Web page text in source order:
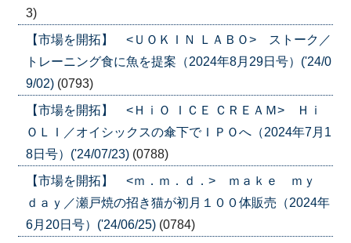
3)
【市場を開拓】 <ＵＯＫＩＮ ＬＡＢＯ> ストーク／
トレーニング食に魚を提案（2024年8月29日号）('24/0
9/02) (0793)
【市場を開拓】 <ＨｉＯ ＩＣＥ ＣＲＥＡＭ> Ｈｉ
ＯＬＩ／オイシックスの傘下でＩＰＯへ（2024年7月1
8日号）('24/07/23) (0788)
【市場を開拓】 <ｍ．ｍ．ｄ．> ｍａｋｅ ｍｙ
ｄａｙ／瀬戸焼の招き猫が初月１００体販売（2024年
6月20日号）('24/06/25) (0784)